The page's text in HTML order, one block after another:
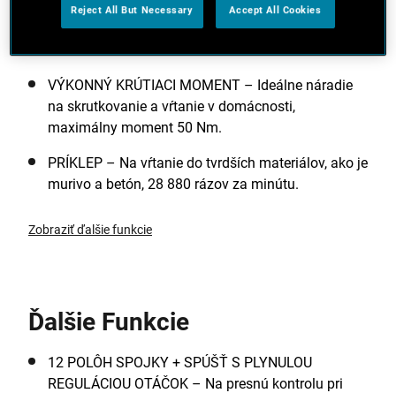
BEZUHLÍKOVÁ TECHNOLÓGIA – Vysokoúčinný
motor s vyšším výkonom, dlhším časom chodu a
dlhšou životnosťou.
VÝKONNÝ KRÚTIACI MOMENT – Ideálne náradie
na skrutkovanie a vŕtanie v domácnosti,
maximálny moment 50 Nm.
PRÍKLEP – Na vŕtanie do tvrdších materiálov, ako je
murivo a betón, 28 880 rázov za minútu.
Zobraziť ďalšie funkcie
Ďalšie Funkcie
12 POLÔH SPOJKY + SPÚŠŤ S PLYNULOU
REGULÁCIOU OTÁČOK – Na presnú kontrolu pri
Reject All But Necessary Accept All Cookies